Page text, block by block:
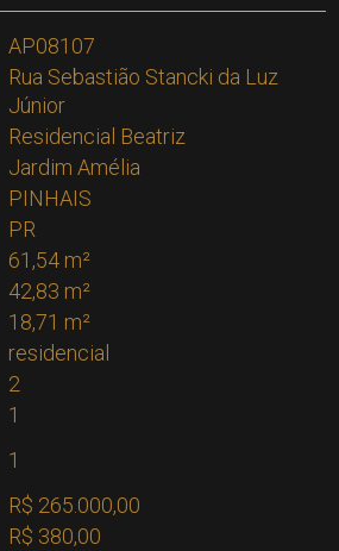
AP08107
Rua Sebastião Stancki da Luz
Júnior
Residencial Beatriz
Jardim Amélia
PINHAIS
PR
61,54 m²
42,83 m²
18,71 m²
residencial
2
1
1
R$ 265.000,00
R$ 380,00